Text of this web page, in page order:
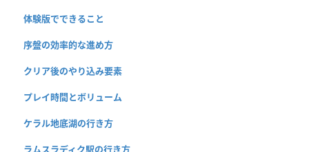
体験版でできること
序盤の効率的な進め方
クリア後のやり込み要素
プレイ時間とボリューム
ケラル地底湖の行き方
ラムスラディク駅の行き方